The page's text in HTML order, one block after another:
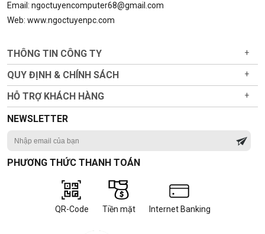
Email: ngoctuyencomputer68@gmail.com
Web: www.ngoctuyenpc.com
THÔNG TIN CÔNG TY +
QUY ĐỊNH & CHÍNH SÁCH +
HỖ TRỢ KHÁCH HÀNG +
NEWSLETTER
PHƯƠNG THỨC THANH TOÁN
QR-Code Tiền mặt Internet Banking